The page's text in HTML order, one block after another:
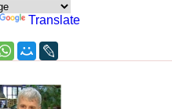
Translate